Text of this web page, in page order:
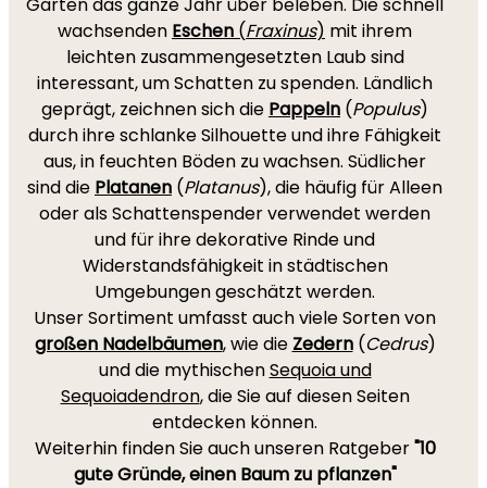
wachsenden Eschen (Fraxinus) mit ihrem
leichten zusammengesetzten Laub sind
interessant, um Schatten zu spenden. Ländlich
geprägt, zeichnen sich die Pappeln (Populus)
durch ihre schlanke Silhouette und ihre Fähigkeit
aus, in feuchten Böden zu wachsen. Südlicher
sind die Platanen (Platanus), die häufig für Alleen
oder als Schattenspender verwendet werden
und für ihre dekorative Rinde und
Widerstandsfähigkeit in städtischen
Umgebungen geschätzt werden.
Unser Sortiment umfasst auch viele Sorten von
großen Nadelbäumen, wie die Zedern(Cedrus)
und die mythischenSequoia und
Sequoiadendron, die Sie auf diesen Seiten
entdecken können.
Weiterhin finden Sie auch unseren Ratgeber"10
gute Gründe, einen Baum zu pflanzen"